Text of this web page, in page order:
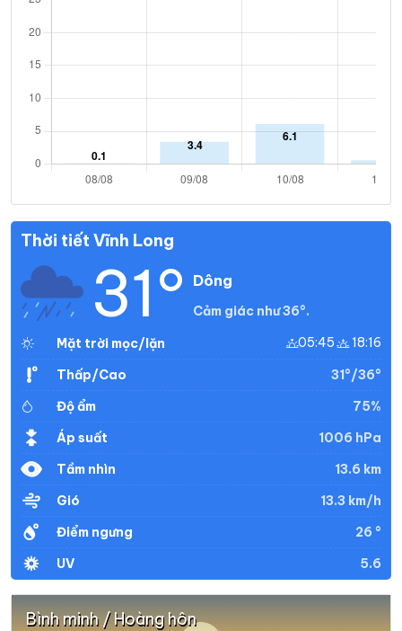
Thời tiết Vĩnh Long
31° Dông
Cảm giác như 36°.
Mặt trời mọc/lặn
05:45 18:16
Thấp/Cao
31°/36°
Độ ẩm
75%
Áp suất
1006 hPa
Tầm nhìn
13.6 km
Gió
13.3 km/h
Điểm ngưng
26 °
UV
5.6
Bình minh / Hoàng hôn